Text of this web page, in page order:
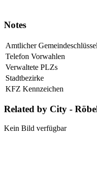
Notes
Amtlicher
Telefon Vorwahlen
Verwaltete PLZs
Stadtbezirke
KFZ Kennzeichen
Related by City -
Kein Bild verfügbar